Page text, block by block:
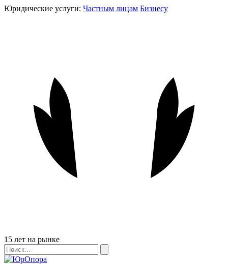
Юридические услуги: Частным лицам Бизнесу
Бейдж
15 лет на рынке
Поиск
Поиск